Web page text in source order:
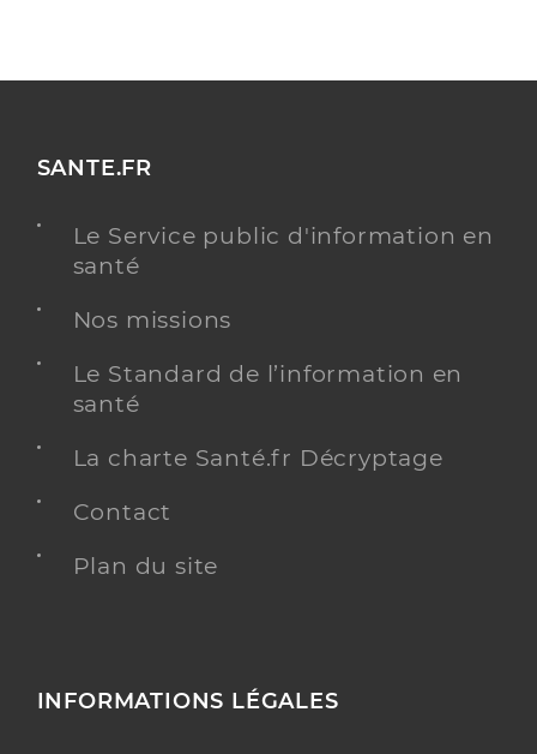
SANTE.FR
Le Service public d'information en
santé
Nos missions
Le Standard de l’information en
santé
La charte Santé.fr Décryptage
Contact
Plan du site
INFORMATIONS LÉGALES